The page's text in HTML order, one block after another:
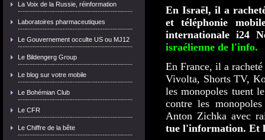
La Voix de la Russie, réinformation
Laboratoires pharmaceutiques
Le Gouvernement occulte US ou MJ12
Le Bildengerg Group
Le blog sur votre mobile
Le Bohémian Club
Le CFR
Le Chiffre de la bête
En Israël, il a
et téléphonie
internationale i24
israélienne de l'info.
En France, il a
Vivolta, Shorts TV,
les monopoles tuent
contre les
Anton Zichka avec
tue l'information. Et